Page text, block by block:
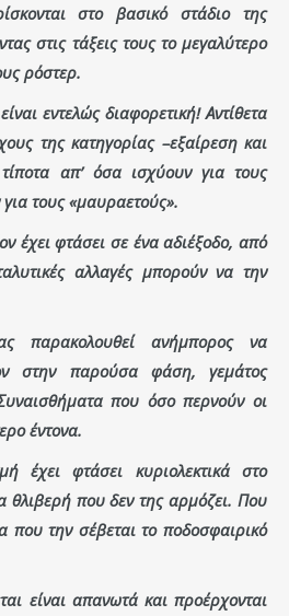
στο βασικό στάδιο της
στις τάξεις τους το μεγαλύτερο
ρόστερ.
εντελώς διαφορετική! Αντίθετα
της κατηγορίας –εξαίρεση και
απ’ όσα ισχύουν για τους
τους «μαυραετούς».
έχει φτάσει σε ένα αδιέξοδο, από
αλλαγές μπορούν να την
παρακολουθεί ανήμπορος να
στην παρούσα φάση, γεμάτος
που όσο περνούν οι
έντονα.
έχει φτάσει κυριολεκτικά στο
θλιβερή που δεν της αρμόζει. Που
που την σέβεται το ποδοσφαιρικό
είναι απανωτά και προέρχονται